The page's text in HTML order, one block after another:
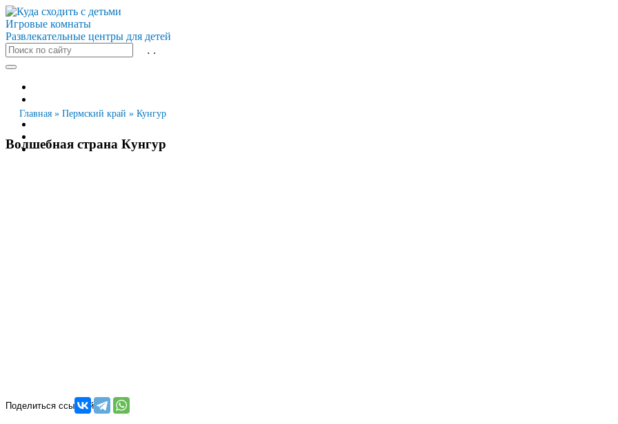
Игровые комнаты
Развлекательные центры для детей
Санкт-Петербург
Казань
Главная » Пермский край » Кунгур
Волшебная страна Кунгур